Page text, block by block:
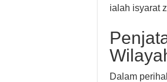
ialah isyarat
Dalam